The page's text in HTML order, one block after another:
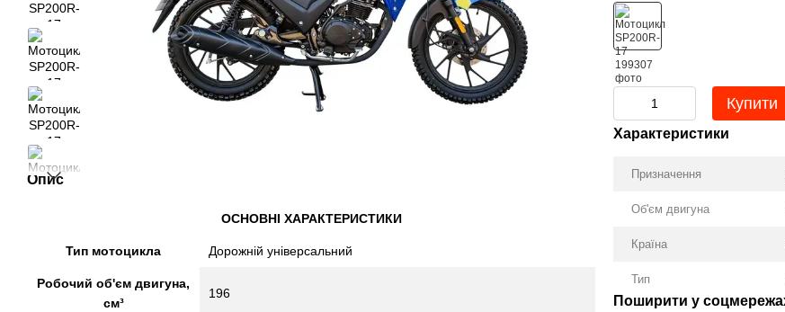
Опис
ОСНОВНІ ХАРАКТЕРИСТИКИ
Тип мотоцикла Дорожній універсальний
Робочий об'єм двигуна,
см³
196
Купити
Характеристики
Призначення
Об'єм двигуна
Країна
Тип
Поширити у